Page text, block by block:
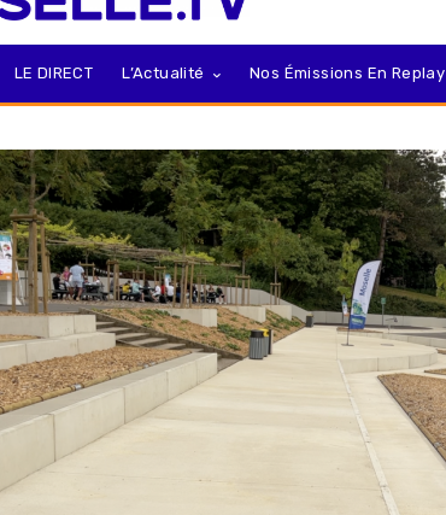
LE DIRECT L’Actualité Nos Émissions En Replay